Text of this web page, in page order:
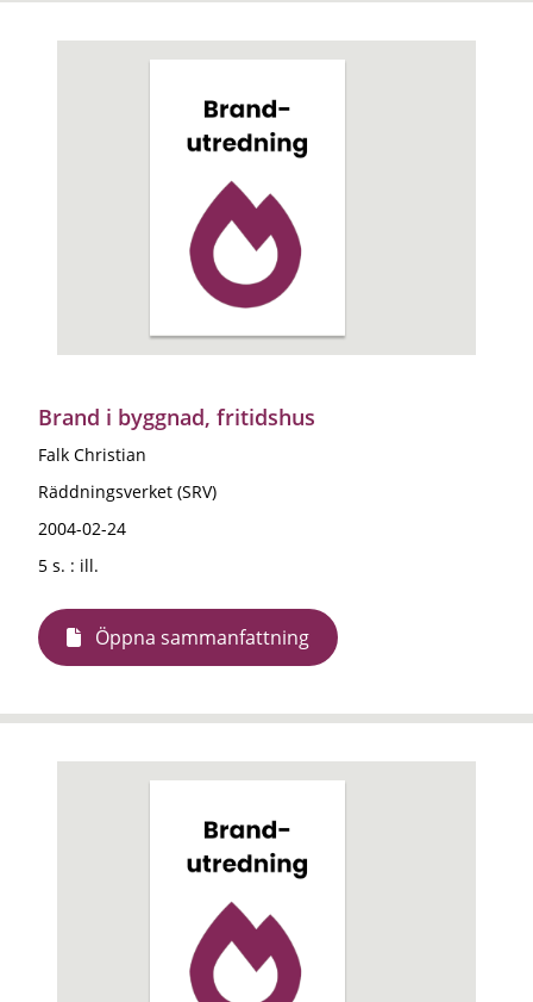
Brand i byggnad, fritidshus
Falk Christian
Räddningsverket (SRV)
2004-02-24
5 s. : ill.
Öppna sammanfattning